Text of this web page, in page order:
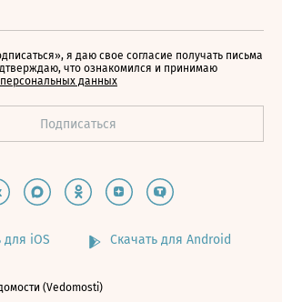
я даю свое согласие получать письма
что ознакомился и принимаю
данных
для iOS Скачать для Android
(Vedomosti)